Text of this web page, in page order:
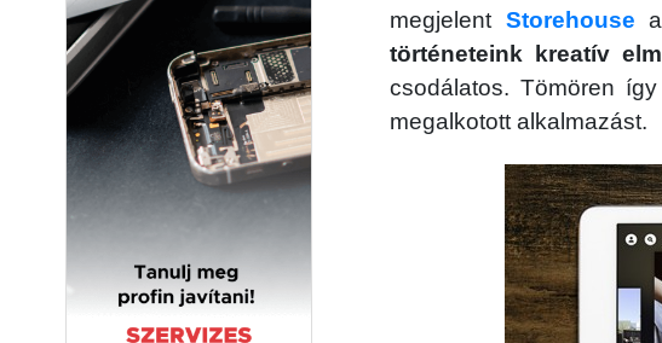
megjelent Storehouse
történeteink kreatív
csodálatos. Tömören
megalkotott alkalmazást.